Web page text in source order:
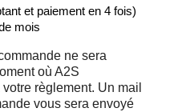
et paiement en 4 fois)
mois
ne sera
où A2S
règlement. Un mail
vous sera envoyé